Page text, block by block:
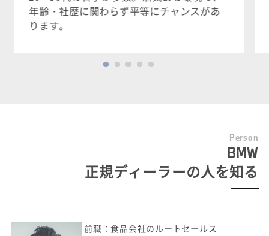
年齢・社歴に関わらず平等にチャンスがあ
ります。
Person
BMW
正規ディーラーの人を知る
前職：食品会社のルートセールス